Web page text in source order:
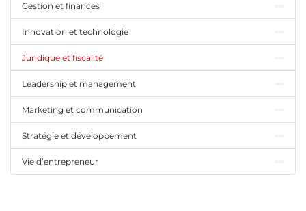
Gestion et finances
Innovation et technologie
Juridique et fiscalité
Leadership et management
Marketing et communication
Stratégie et développement
Vie d’entrepreneur